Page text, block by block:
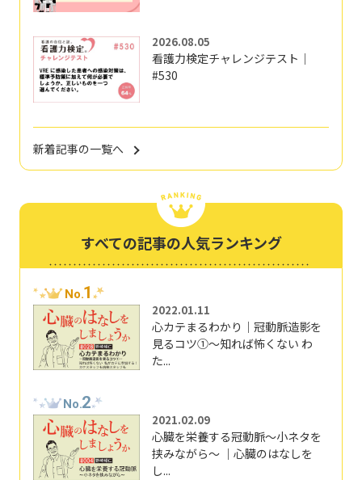
2026.08.05
看護力検定チャレンジテスト｜
#530
新着記事の一覧へ
すべての記事の人気ランキング
No.1
2022.01.11
心カテまるわかり｜冠動脈造影を
見るコツ①～知れば怖くない わ
た...
No.2
2021.02.09
心臓を栄養する冠動脈～小ネタを
挟みながら～ ｜心臓のはなしを
し...